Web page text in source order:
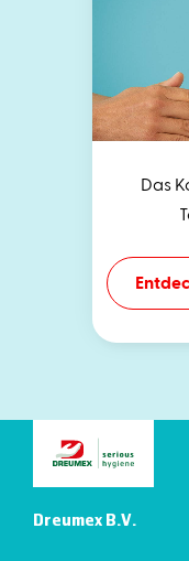
Das
Dreumex B.V.